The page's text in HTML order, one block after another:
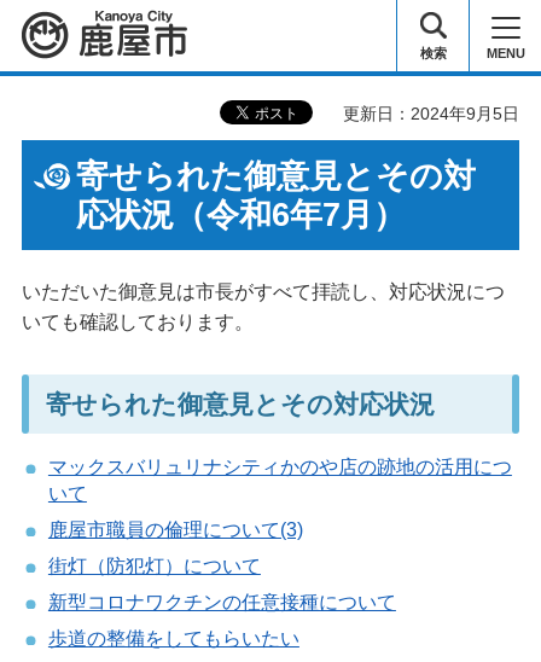
鹿屋市 検索 MENU
更新日：2024年9月5日
寄せられた御意見とその対
応状況（令和6年7月）
いただいた御意見は市長がすべて拝読し、対応状況につ
いても確認しております。
寄せられた御意見とその対応状況
マックスバリュリナシティかのや店の跡地の活用につ
いて
鹿屋市職員の倫理について(3)
街灯（防犯灯）について
新型コロナワクチンの任意接種について
歩道の整備をしてもらいたい